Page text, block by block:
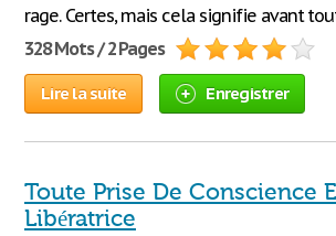
rage. Certes, mais cela signifie avant
328 Mots / 2 Pages
Lire la suite Enregistrer
Toute Prise De Conscience
Libératrice